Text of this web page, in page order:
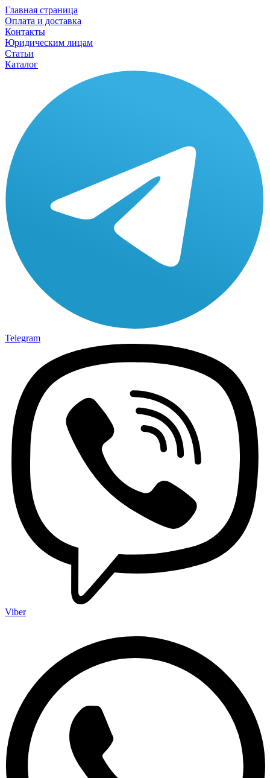
Главная страница
Оплата и доставка
Контакты
Юридическим лицам
Статьи
Каталог
Telegram
Viber